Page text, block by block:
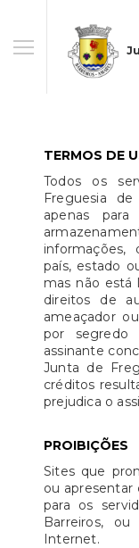
TERMOS DE
Todos os
Freguesia
apenas para
país, estado
mas não está
direitos de
ameaçador
por segredo
assinante
Junta de
créditos
prejudica o
PROIBIÇÕES
Sites que
ou apresentar
para os
Barreiros,
Internet.